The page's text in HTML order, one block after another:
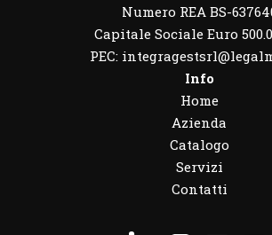
Numero REA BS-
Capitale Sociale Euro
PEC:
Info
Home
Azienda
Catalogo
Servizi
Contatti